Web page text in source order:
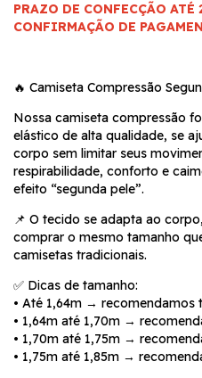
PRAZO DE CONFECÇÃO
CONFIRMAÇÃO DE
🔥 Camiseta Compressão
Nossa camiseta compressão
elástico de alta qualidade, se
corpo sem limitar seus
respirabilidade, conforto e
efeito “segunda pele”.
📌 O tecido se adapta ao
comprar o mesmo tamanho
camisetas tradicionais.
✅ Dicas de tamanho:
• Até 1,64m → recomendamos
• 1,64m até 1,70m →
• 1,70m até 1,75m →
• 1,75m até 1,85m →